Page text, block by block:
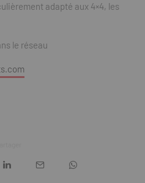
adapté aux 4×4, les
le réseau